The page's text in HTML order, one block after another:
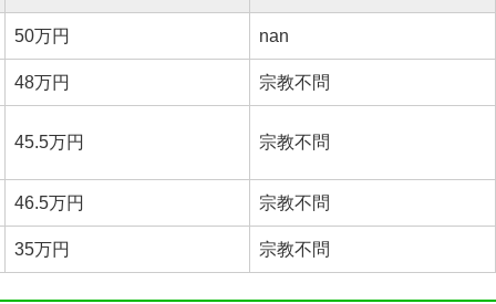
50万円 nan
48万円 宗教不問
45.5万円 宗教不問
46.5万円 宗教不問
35万円 宗教不問